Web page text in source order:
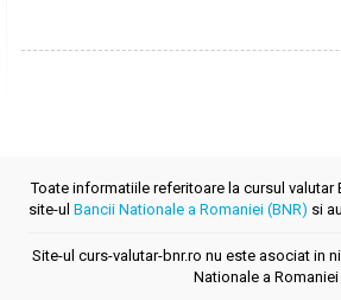
Toate informatiile referitoare la cursul valutar
site-ul Bancii Nationale a Romaniei (BNR) si
Site-ul curs-valutar-bnr.ro nu este asociat in
Nationale a Romaniei